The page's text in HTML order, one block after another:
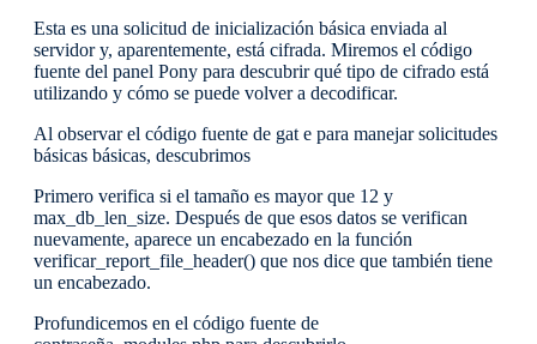
Esta es una solicitud de inicialización básica enviada al
servidor y, aparentemente, está cifrada. Miremos el código
fuente del panel Pony para descubrir qué tipo de cifrado está
utilizando y cómo se puede volver a decodificar.
Al observar el código fuente de gat e para manejar solicitudes
básicas básicas, descubrimos
Primero verifica si el tamaño es mayor que 12 y
max_db_len_size. Después de que esos datos se verifican
nuevamente, aparece un encabezado en la función
verificar_report_file_header() que nos dice que también tiene
un encabezado.
Profundicemos en el código fuente de